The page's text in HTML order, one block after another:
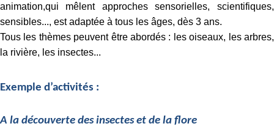
é
e
c
animation,qui mêlent approches sensorielles, scientifiques,
sensibles..., est adaptée à tous les âges, dès 3 ans.
Tous les thèmes peuvent être abordés : les oiseaux, les arbres,
la rivière, les insectes...
Exemple d’activités :
A la découverte des insectes et de la flore